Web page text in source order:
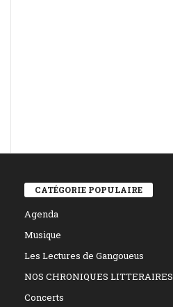
CATÉGORIE POPULAIRE
Agenda
Musique
Les Lectures de Gangoueus
NOS CHRONIQUES LITTERAIRES
Concerts